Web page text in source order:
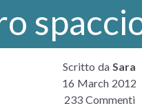
Scritto da Sara
16 March 2012
233 Commenti